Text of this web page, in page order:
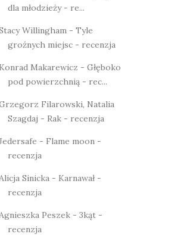
dla młodzieży - re...
Willingham - Tyle
groźnych miejsc - recenzja
Konrad Makarewicz - Głęboko
pod powierzchnią - rec...
Filarowski, Natalia
Szagdaj - Rak - recenzja
- Flame moon -
recenzja
Sinicka - Karnawał -
recenzja
Peszek - 3kąt -
recenzja